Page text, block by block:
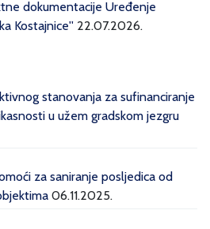
dokumentacije Uređenje
Kostajnice'' 22.07.2026.
stanovanja za sufinanciranje
u užem gradskom jezgru
za saniranje posljedica od
06.11.2025.